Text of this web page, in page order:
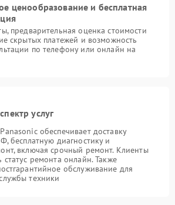
ценообразование и бесплатная
предварительная оценка стоимости
скрытых платежей и возможность
по телефону или онлайн на
услуг
обеспечивает доставку
бесплатную диагностику и
включая срочный ремонт. Клиенты
статус ремонта онлайн. Также
обслуживание для
техники